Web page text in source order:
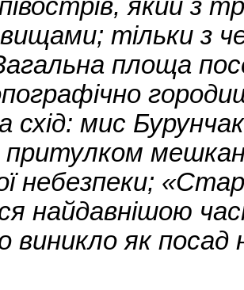
який з
тільки з
площа
схід: мис
небезпеки;
найдавнішою
виникло як посад